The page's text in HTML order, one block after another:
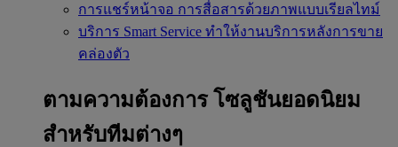
การแชร์หน้าจอ การสื่อสารด้วยภาพแบบเรียลไทม์
บริการ Smart Service ทำให้งานบริการหลังการขาย
คล่องตัว
ตามความต้องการ โซลูชันยอดนิยม
สำหรับทีมต่างๆ